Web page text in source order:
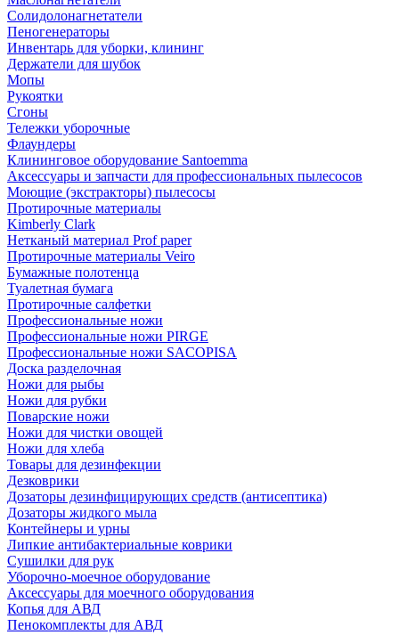
Солидолонагнетатели
Пеногенераторы
Инвентарь для уборки, клининг
Держатели для шубок
Мопы
Рукоятки
Сгоны
Тележки уборочные
Флаундеры
Клининговое оборудование Santoemma
Аксессуары и запчасти для профессиональных пылесосов
Моющие (экстракторы) пылесосы
Протирочные материалы
Kimberly Clark
Нетканый материал Prof paper
Протирочные материалы Veiro
Бумажные полотенца
Туалетная бумага
Протирочные салфетки
Профессиональные ножи
Профессиональные ножи PIRGE
Профессиональные ножи SACOPISA
Доска разделочная
Ножи для рыбы
Ножи для рубки
Поварские ножи
Ножи для чистки овощей
Ножи для хлеба
Товары для дезинфекции
Дезковрики
Дозаторы дезинфицирующих средств (антисептика)
Дозаторы жидкого мыла
Контейнеры и урны
Липкие антибактериальные коврики
Сушилки для рук
Уборочно-моечное оборудование
Аксессуары для моечного оборудования
Копья для АВД
Пенокомплекты для АВД